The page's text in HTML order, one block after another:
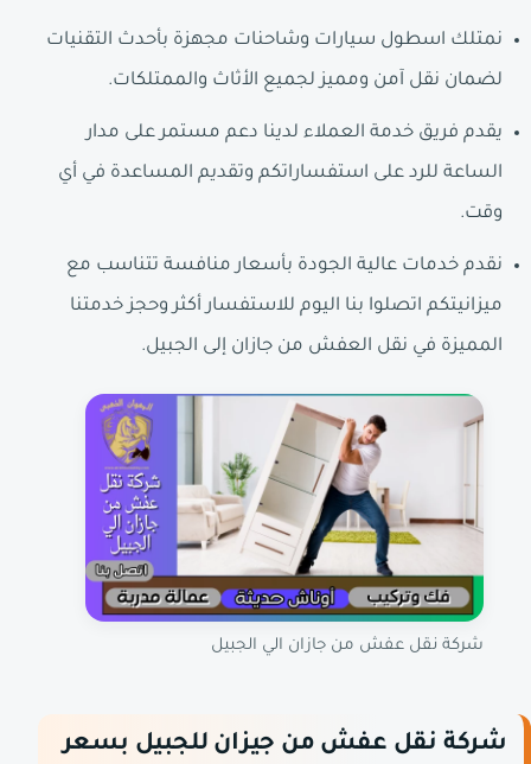
نمتلك اسطول سيارات وشاحنات مجهزة بأحدث التقنيات
لضمان نقل آمن ومميز لجميع الأثاث والممتلكات.
يقدم فريق خدمة العملاء لدينا دعم مستمر على مدار
الساعة للرد على استفساراتكم وتقديم المساعدة في أي
وقت.
نقدم خدمات عالية الجودة بأسعار منافسة تتناسب مع
ميزانيتكم اتصلوا بنا اليوم للاستفسار أكثر وحجز خدمتنا
المميزة في نقل العفش من جازان إلى الجبيل.
شركة نقل عفش من جازان الي الجبيل
شركة نقل عفش من جيزان للجبيل بسعر